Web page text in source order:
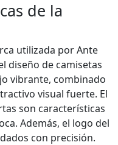
de la
utilizada por Ante
diseño de camisetas
vibrante, combinado
visual fuerte. El
son características
Además, el logo del
con precisión.